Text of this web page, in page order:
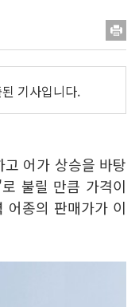
기사입니다.
어가 상승을 바탕
불릴 만큼 가격이
어종의 판매가가 이